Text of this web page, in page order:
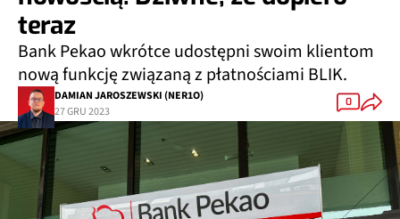
teraz
Bank Pekao wkrótce udostępni swoim klientom
nową funkcję związaną z płatnościami BLIK.
DAMIAN JAROSZEWSKI (NER1O)
27 GRU 2023
0